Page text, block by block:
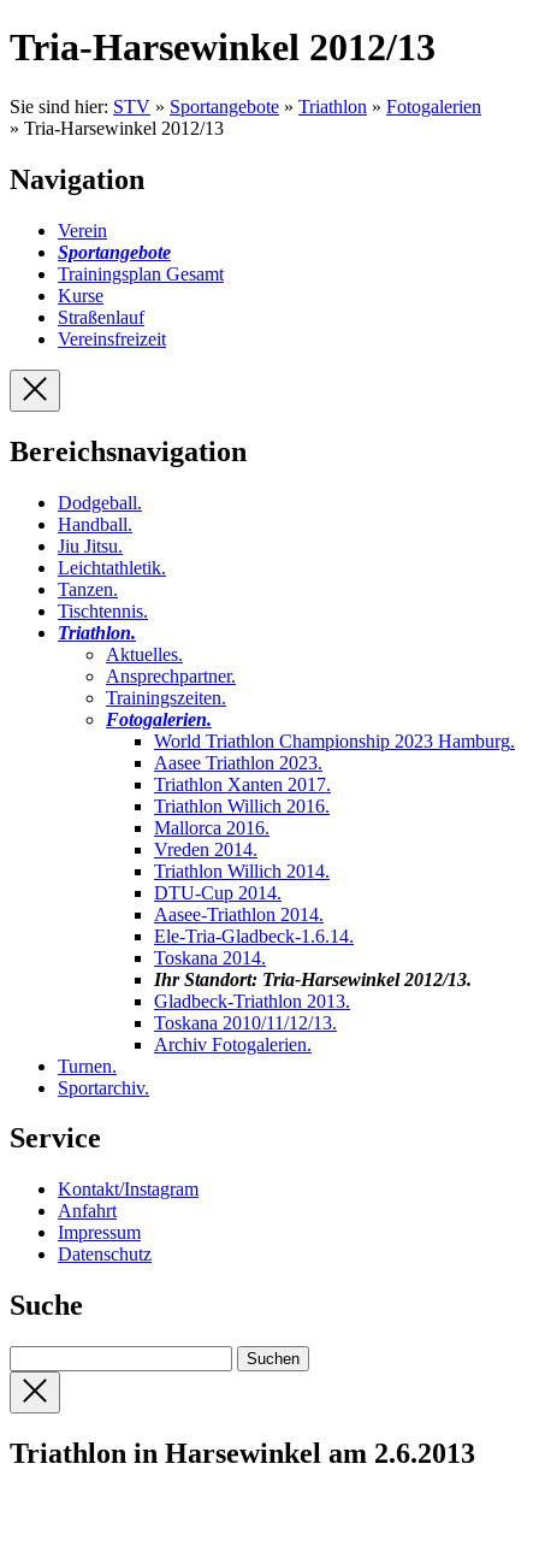
Tria-Harsewinkel 2012/13
Sie sind hier: STV » Sportangebote » Triathlon » Fotogalerien
» Tria-Harsewinkel 2012/13
Navigation
Verein
Sportangebote
Trainingsplan Gesamt
Kurse
Straßenlauf
Vereinsfreizeit
Bereichsnavigation
Dodgeball.
Handball.
Jiu Jitsu.
Leichtathletik.
Tanzen.
Tischtennis.
Triathlon.
Aktuelles.
Ansprechpartner.
Trainingszeiten.
Fotogalerien.
World Triathlon Championship 2023 Hamburg.
Aasee Triathlon 2023.
Triathlon Xanten 2017.
Triathlon Willich 2016.
Mallorca 2016.
Vreden 2014.
Triathlon Willich 2014.
DTU-Cup 2014.
Aasee-Triathlon 2014.
Ele-Tria-Gladbeck-1.6.14.
Toskana 2014.
Ihr Standort: Tria-Harsewinkel 2012/13.
Gladbeck-Triathlon 2013.
Toskana 2010/11/12/13.
Archiv Fotogalerien.
Turnen.
Sportarchiv.
Service
Kontakt/Instagram
Anfahrt
Impressum
Datenschutz
Suche
Triathlon in Harsewinkel am 2.6.2013